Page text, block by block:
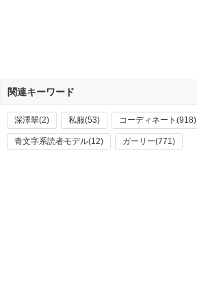
関連キーワード
深澤翠(2) 私服(53) コーディネート(918)
青文字系読者モデル(12) ガーリー(771)